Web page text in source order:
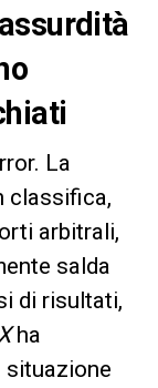
La
classifica,
arbitrali,
salda
di risultati,
ha